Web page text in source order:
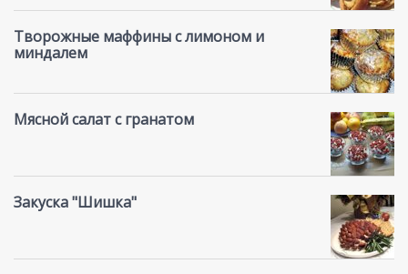
Творожные маффины с лимоном и
миндалем
Мясной салат с гранатом
Закуска "Шишка"